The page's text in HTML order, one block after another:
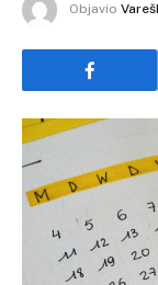
Objavio